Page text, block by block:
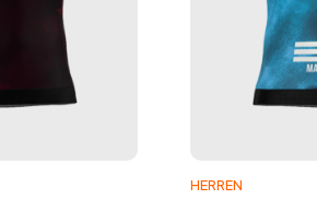
HERREN